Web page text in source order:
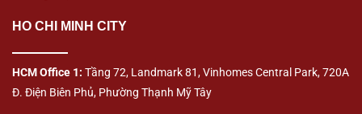
HO CHI MINH CITY
HCM Office 1: Tầng 72, Landmark 81, Vinhomes Central Park, 720A
Đ. Điện Biên Phủ, Phường Thạnh Mỹ Tây